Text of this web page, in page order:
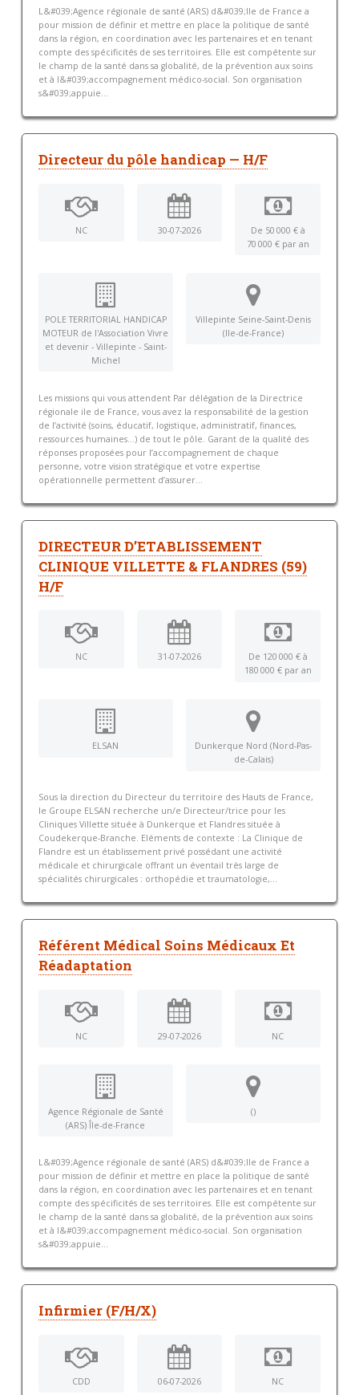
L&#039;Agence régionale de santé (ARS) d&#039;Ile de France a
pour mission de définir et mettre en place la politique de santé
dans la région, en coordination avec les partenaires et en tenant
compte des spécificités de ses territoires. Elle est compétente sur
le champ de la santé dans sa globalité, de la prévention aux soins
et à l&#039;accompagnement médico-social. Son organisation
s&#039;appuie...
Directeur du pôle handicap — H/F
NC 30-07-2026
De 50 000 € à
70 000 € par an
POLE TERRITORIAL HANDICAP
MOTEUR de l'Association Vivre
et devenir - Villepinte - Saint-
Michel
Villepinte Seine-Saint-Denis
(Ile-de-France)
Les missions qui vous attendent Par délégation de la Directrice
régionale ile de France, vous avez la responsabilité de la gestion
de l’activité (soins, éducatif, logistique, administratif, finances,
ressources humaines…) de tout le pôle. Garant de la qualité des
réponses proposées pour l’accompagnement de chaque
personne, votre vision stratégique et votre expertise
opérationnelle permettent d’assurer...
DIRECTEUR D’ETABLISSEMENT
CLINIQUE VILLETTE & FLANDRES (59)
H/F
NC 31-07-2026
De 120 000 € à
180 000 € par an
ELSAN
Dunkerque Nord (Nord-Pas-
de-Calais)
Sous la direction du Directeur du territoire des Hauts de France,
le Groupe ELSAN recherche un/e Directeur/trice pour les
Cliniques Villette située à Dunkerque et Flandres située à
Coudekerque-Branche. Eléments de contexte : La Clinique de
Flandre est un établissement privé possédant une activité
médicale et chirurgicale offrant un éventail très large de
spécialités chirurgicales : orthopédie et traumatologie,...
Référent Médical Soins Médicaux Et
Réadaptation
NC 29-07-2026 NC
Agence Régionale de Santé
(ARS) Île-de-France
()
L&#039;Agence régionale de santé (ARS) d&#039;Ile de France a
pour mission de définir et mettre en place la politique de santé
dans la région, en coordination avec les partenaires et en tenant
compte des spécificités de ses territoires. Elle est compétente sur
le champ de la santé dans sa globalité, de la prévention aux soins
et à l&#039;accompagnement médico-social. Son organisation
s&#039;appuie...
Infirmier (F/H/X)
CDD 06-07-2026 NC